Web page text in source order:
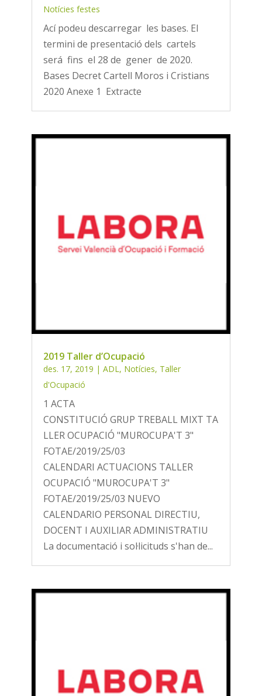
Notícies festes
Ací podeu descarregar les bases. El
termini de presentació dels cartels
será fins el 28 de gener de 2020.
Bases Decret Cartell Moros i Cristians
2020 Anexe 1 Extracte
2019 Taller d’Ocupació
des. 17, 2019 | ADL , Notícies, Taller
d'Ocupació
1 ACTA
CONSTITUCIÓ GRUP TREBALL MIXT TA
LLER OCUPACIÓ "MUROCUPA'T 3"
FOTAE/2019/25/03
CALENDARI ACTUACIONS TALLER
OCUPACIÓ "MUROCUPA'T 3"
FOTAE/2019/25/03 NUEVO
CALENDARIO PERSONAL DIRECTIU,
DOCENT I AUXILIAR ADMINISTRATIU
La documentació i sol·licituds s'han de...